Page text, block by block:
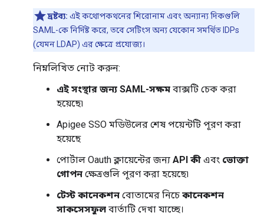
দ্রষ্টব্য: এই কথোপকথনের শিরোনাম এবং অন্যান্য দিকগুলি
SAML-কে নির্দিষ্ট করে, তবে সেটিংস অন্য যেকোন সমর্থিত IDPs
(যেমন LDAP) এর ক্ষেত্রে প্রযোজ্য।
নিম্নলিখিত নোট করুন:
এই সংস্থার জন্য SAML-সক্ষম বাক্সটি চেক করা
হয়েছে৷
Apigee SSO মডিউলের শেষ পয়েন্টটি পূরণ করা
হয়েছে
পোর্টাল Oauth ক্লায়েন্টের জন্য API কী এবং ভোক্তা
গোপন ক্ষেত্রগুলি পূরণ করা হয়েছে৷
টেস্ট কানেকশন বোতামের নিচে কানেকশন
সাকসেসফুল বার্তাটি দেখা যাচ্ছে।